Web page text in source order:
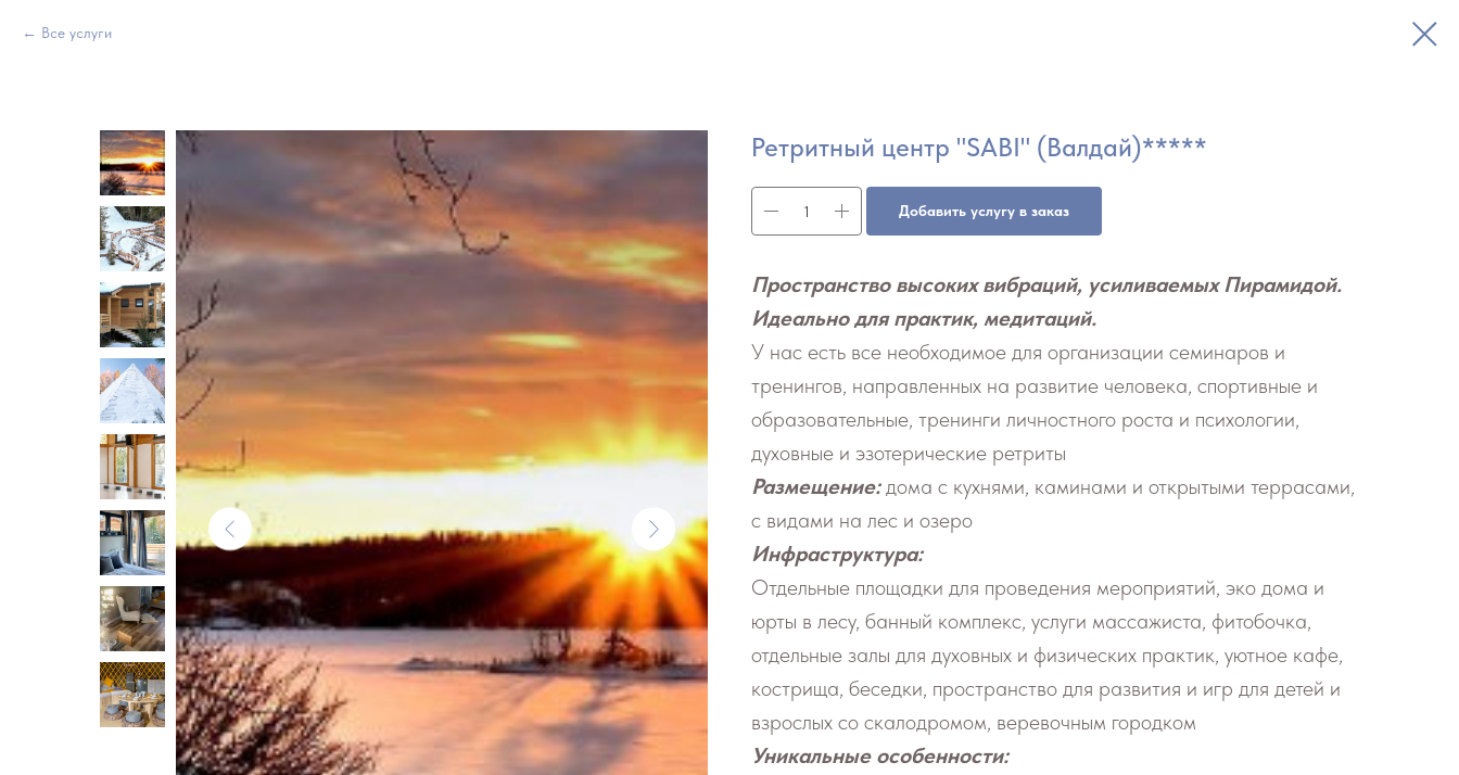
Все услуги
Ретритный центр "SABI" (Валдай)*****
Добавить услугу в заказ
Пространство высоких вибраций, усиливаемых Пирамидой.
Идеально для практик, медитаций.
У нас есть все необходимое для организации семинаров и
тренингов, направленных на развитие человека, спортивные и
образовательные, тренинги личностного роста и психологии,
духовные и эзотерические ретриты
Размещение:дома с кухнями, каминами и открытыми террасами,
с видами на лес и озеро
Инфраструктура:
Отдельные площадки для проведения мероприятий, эко дома и
юрты в лесу, банный комплекс, услуги массажиста, фитобочка,
отдельные залы для духовных и физических практик, уютное кафе,
кострища, беседки, пространство для развития и игр для детей и
взрослых со скалодромом, веревочным городком
Уникальные особенности: